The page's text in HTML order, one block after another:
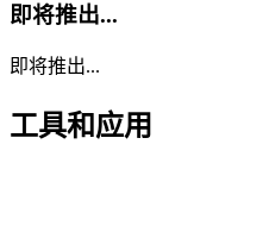
即将推出...
即将推出...
工具和应用